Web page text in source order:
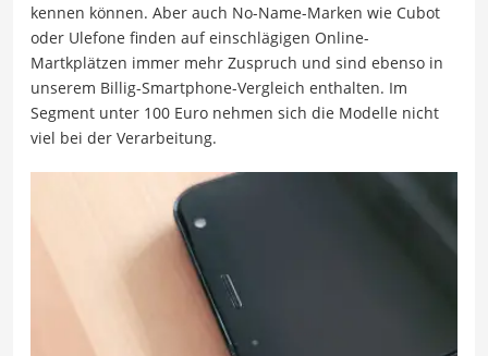
kennen können. Aber auch No-Name-Marken wie Cubot
oder Ulefone finden auf einschlägigen Online-
Martkplätzen immer mehr Zuspruch und sind ebenso in
unserem Billig-Smartphone-Vergleich enthalten. Im
Segment unter 100 Euro nehmen sich die Modelle nicht
viel bei der Verarbeitung.